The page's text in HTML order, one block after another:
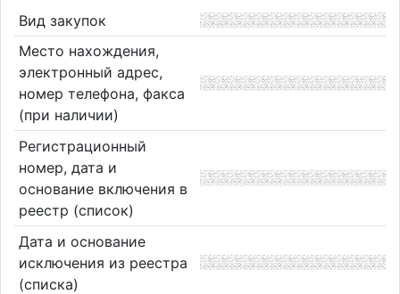
Вид закупок
Место нахождения,
электронный адрес,
номер телефона, факса
(при наличии)
Регистрационный
номер, дата и
основание включения в
реестр (список)
Дата и основание
исключения из реестра
(списка)